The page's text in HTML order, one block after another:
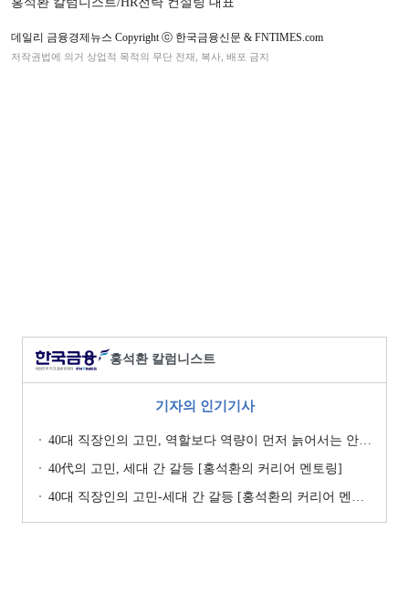
데일리 금융경제뉴스 Copyright ⓒ 한국금융신문 & FNTIMES.com
저작권법에 의거 상업적 목적의 무단 전재, 복사, 배포 금지
홍석환 칼럼니스트
기자의 인기기사
40대 직장인의 고민, 역할보다 역량이 먼저 늙어서는 안 된다 [홍석환의 커리어 멘토링]
40代의 고민, 세대 간 갈등 [홍석환의 커리어 멘토링]
40대 직장인의 고민-세대 간 갈등 [홍석환의 커리어 멘토링]